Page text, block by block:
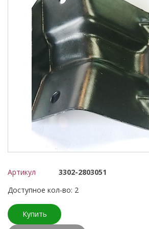
Артикул
3302-2803051
Доступное кол-во: 2
Купить